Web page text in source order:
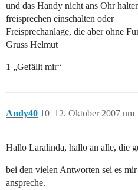
und das Handy nicht ans Ohr
freisprechen einschalten oder
Freisprechanlage, die aber ohne
Gruss Helmut
1 „Gefällt mir“
Andy40 12. Oktober 2007 um
10
Hallo Laralinda, hallo an alle, die
bei den vielen Antworten sei es
anspreche.